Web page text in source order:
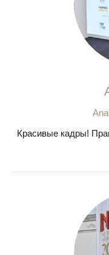
Красивые кадры!